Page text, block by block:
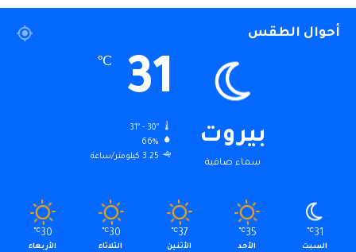
أحوال الطقس
بيروت
سماء صافية
31
℃
31º - 30º
66%
3.25 كيلومتر/ساعة
31
℃
السبت
35
℃
الأحد
37
℃
الأثنين
30
℃
الثلاثاء
30
℃
الأربعاء